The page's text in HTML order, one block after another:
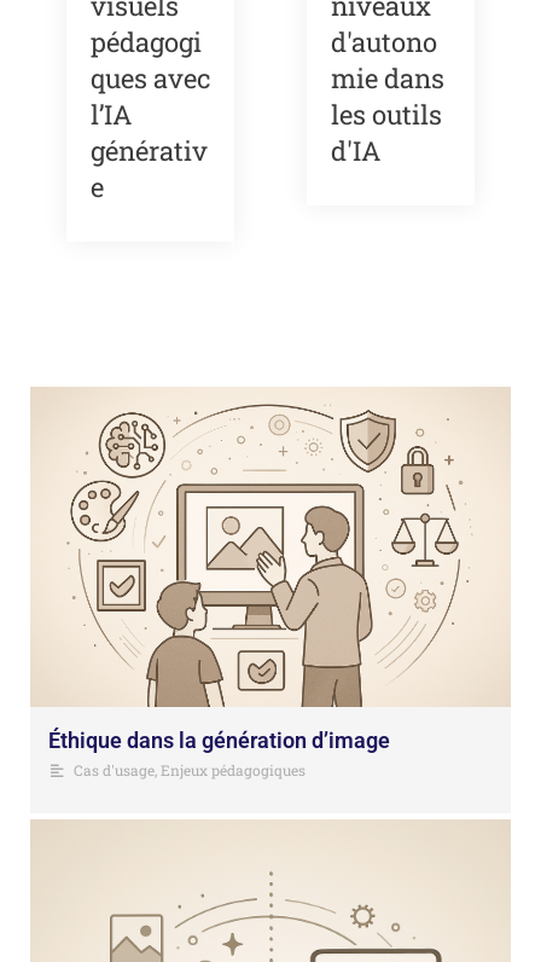
pédagogi
ques avec
l’IA
générativ
e
d'autono
mie dans
les outils
d'IA
Éthique dans la génération d’image
Cas d'usage,Enjeux pédagogiques